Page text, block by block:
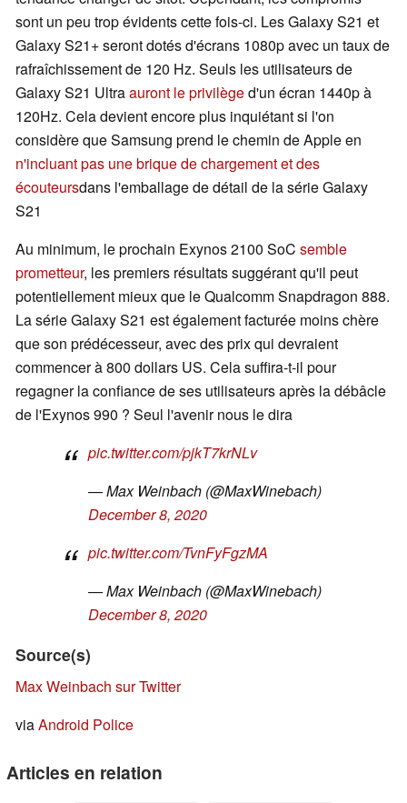
sont un peu trop évidents cette fois-ci. Les Galaxy S21 et
Galaxy S21+ seront dotés d'écrans 1080p avec un taux de
rafraîchissement de 120 Hz. Seuls les utilisateurs de
Galaxy S21 Ultraauront le privilèged'un écran 1440p à
120Hz. Cela devient encore plus inquiétant si l'on
considère que Samsung prend le chemin de Apple en
n'incluant pas une brique de chargement et des
écouteursdans l'emballage de détail de la série Galaxy
S21
Au minimum, le prochain Exynos 2100 SoC semble
prometteur, les premiers résultats suggérant qu'il peut
potentiellement mieux que le Qualcomm Snapdragon 888.
La série Galaxy S21 est également facturée moins chère
que son prédécesseur, avec des prix qui devraient
commencer à 800 dollars US. Cela suffira-t-il pour
regagner la confiance de ses utilisateurs après la débâcle
de l'Exynos 990 ? Seul l'avenir nous le dira
pic.twitter.com/pjkT7krNLv
— Max Weinbach (@MaxWinebach)
December 8, 2020
pic.twitter.com/TvnFyFgzMA
— Max Weinbach (@MaxWinebach)
December 8, 2020
Source(s)
Max Weinbach sur Twitter
viaAndroid Police
Articles en relation